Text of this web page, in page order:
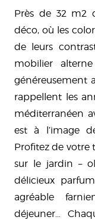
Près de 32 m2
déco, où les
de leurs
mobilier
généreusement
rappellent les
méditerranéen
est à l’image
Profitez de votre
sur le jardin –
délicieux
agréable
déjeuner…